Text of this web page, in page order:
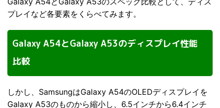
プレイなど各要素をくらべてみます。
Galaxy A54とGalaxy A53のディスプレイ性能
比較
しかし、SamsungはGalaxy A54のOLEDディスプレイを
Galaxy A53のものから縮小し、6.5インチから6.4インチ